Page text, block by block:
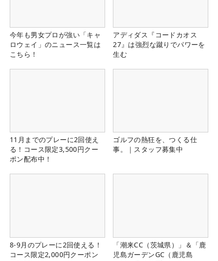
今年も男女プロが強い「キャ
ロウェイ」のニュース一覧は
こちら！
アディダス『コードカオス
27』は強烈な蹴りでパワーを
生む
11月までのプレーに2回使え
る！コース限定3,500円クー
ポン配布中！
ゴルフの熱狂を、つくる仕
事。｜スタッフ募集中
8-9月のプレーに2回使える！
コース限定2,000円クーポン
「潮来CC（茨城県）」＆「鹿
児島ガーデンGC（鹿児島